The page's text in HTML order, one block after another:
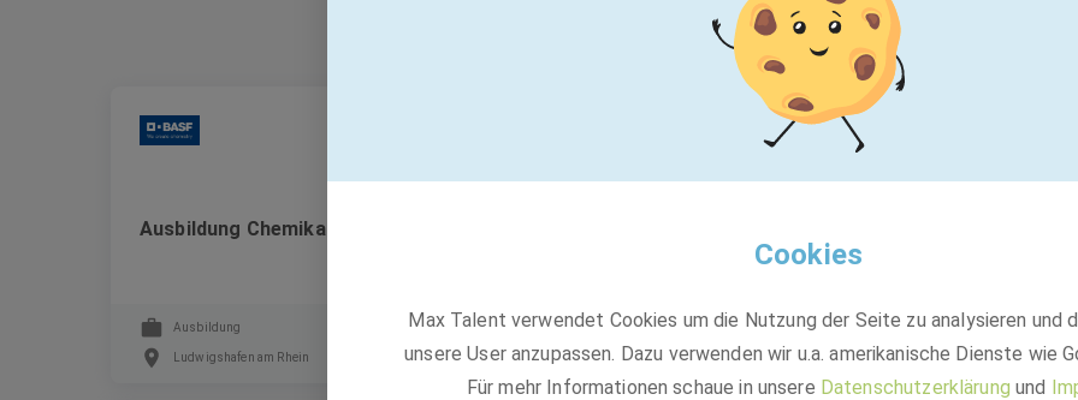
Vielleicht passt einer dieser Jobs:
Ausbildung Chemikant:in (m/w/d)
Ausbildung
Ludwigshafen am Rhein
Systemgastronomie
Ausbildung
Ludwigshafen am Rhein, Limburgerhof, Lampertheim
Cookies
Max Talent verwendet Cookies um die Nutzung der Seite zu analysieren und
unsere User anzupassen. Dazu verwenden wir u.a. amerikanische Dienste wie
Für mehr Informationen schaue in unsere Datenschutzerklärung und